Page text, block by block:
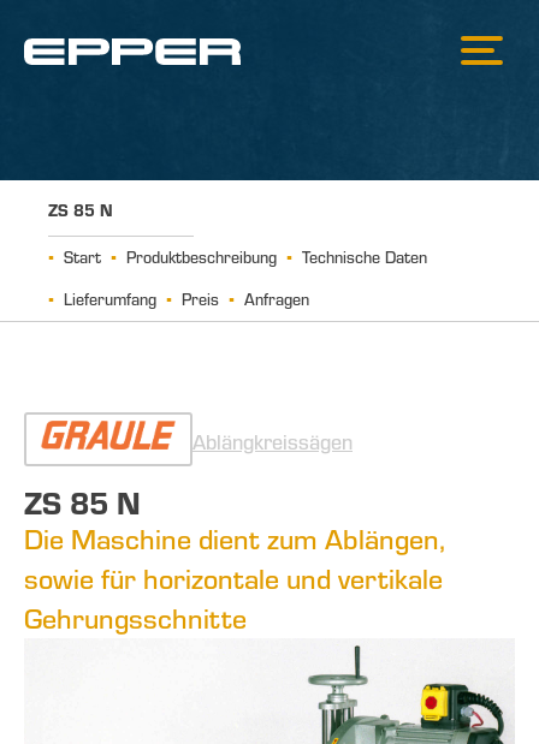
ZS 85 N
Start Produktbeschreibung
Technische Daten
Lieferumfang
Preis Anfragen
Ablängkreissägen
ZS 85 N
Die Maschine dient zum Ablängen,
sowie für horizontale und vertikale
Gehrungsschnitte